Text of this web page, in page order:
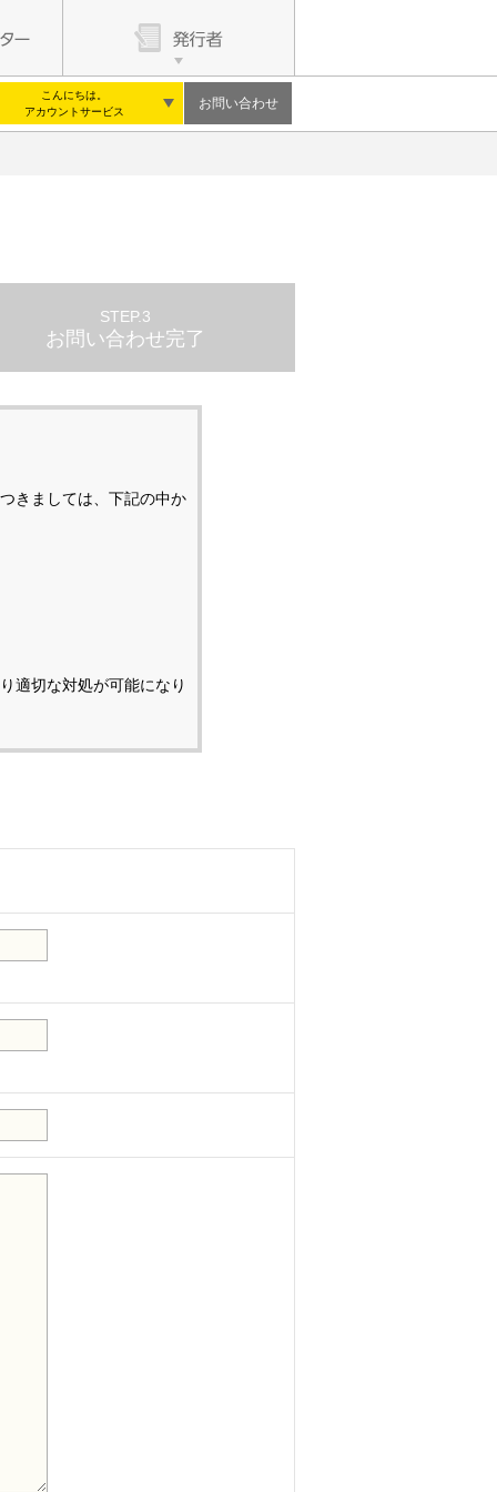
こんにちは。
アカウントサービス
お問い合わせ
STEP.3
お問い合わせ完了
きましては、下記の中か
適切な対処が可能になり